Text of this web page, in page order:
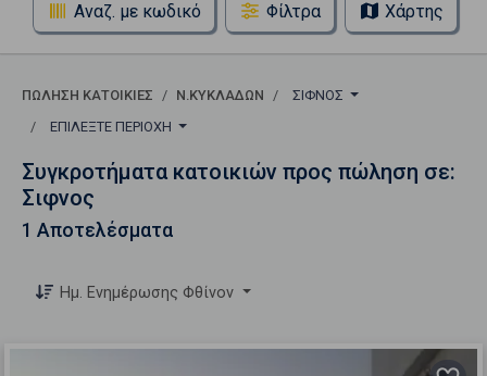
Αναζ. με κωδικό Φίλτρα Χάρτης
ΠΏΛΗΣΗ ΚΑΤΟΙΚΊΕΣ Ν.ΚΥΚΛΑΔΩΝ
ΣΙΦΝΟΣ
ΕΠΙΛΈΞΤΕ ΠΕΡΙΟΧΉ
Συγκροτήματα κατοικιών προς πώληση σε:
Σιφνος
1 Αποτελέσματα
Ημ. Ενημέρωσης Φθίνον